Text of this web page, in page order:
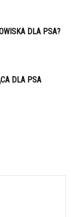
DLA PSA?
DLA PSA